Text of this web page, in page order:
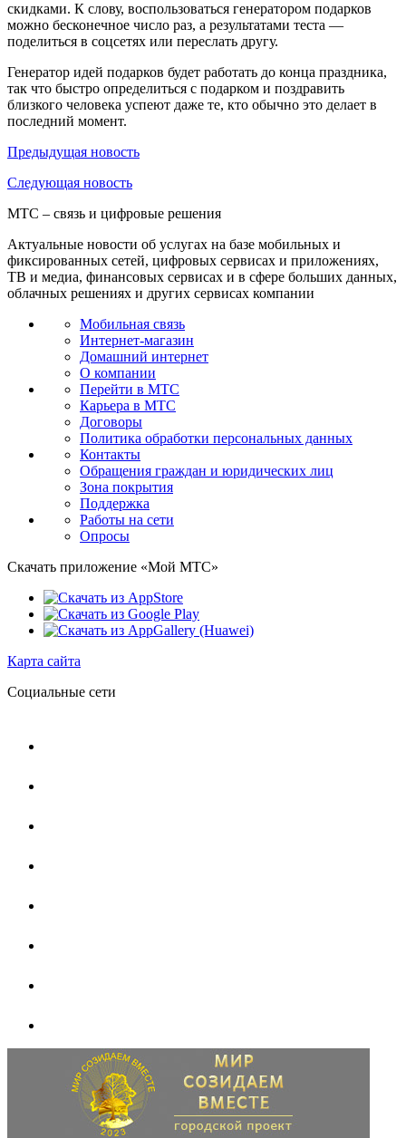
скидками. К слову, воспользоваться генератором подарков
можно бесконечное число раз, а результатами теста —
поделиться в соцсетях или переслать другу.
Генератор идей подарков будет работать до конца праздника,
так что быстро определиться с подарком и поздравить
близкого человека успеют даже те, кто обычно это делает в
последний момент.
Предыдущая новость
Следующая новость
МТС – связь и цифровые решения
Актуальные новости об услугах на базе мобильных и
фиксированных сетей, цифровых сервисах и приложениях,
ТВ и медиа, финансовых сервисах и в сфере больших данных,
облачных решениях и других сервисах компании
Мобильная связь
Интернет-магазин
Домашний интернет
О компании
Перейти в МТС
Карьера в МТС
Договоры
Политика обработки персональных данных
Контакты
Обращения граждан и юридических лиц
Зона покрытия
Поддержка
Работы на сети
Опросы
Скачать приложение «Мой МТС»
Карта сайта
Социальные сети